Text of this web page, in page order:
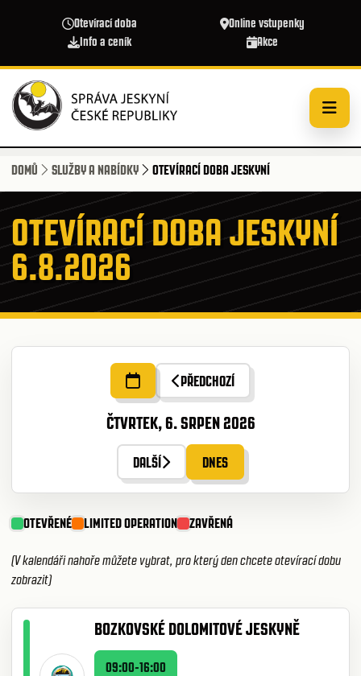
Otevírací doba
Online vstupenky
Info a ceník
Akce
DOMŮ SLUŽBY A NABÍDKY OTEVÍRACÍ DOBA JESKYNÍ
OTEVÍRACÍ DOBA JESKYNÍ
6.8.2026
PŘEDCHOZÍ
ČTVRTEK, 6. SRPEN 2026
DALŠÍ DNES
OTEVŘENÉ LIMITED OPERATION ZAVŘENÁ
(V kalendáři nahoře můžete vybrat, pro který den chcete otevírací dobu
zobrazit)
BOZKOVSKÉ DOLOMITOVÉ JESKYNĚ
09:00-16:00